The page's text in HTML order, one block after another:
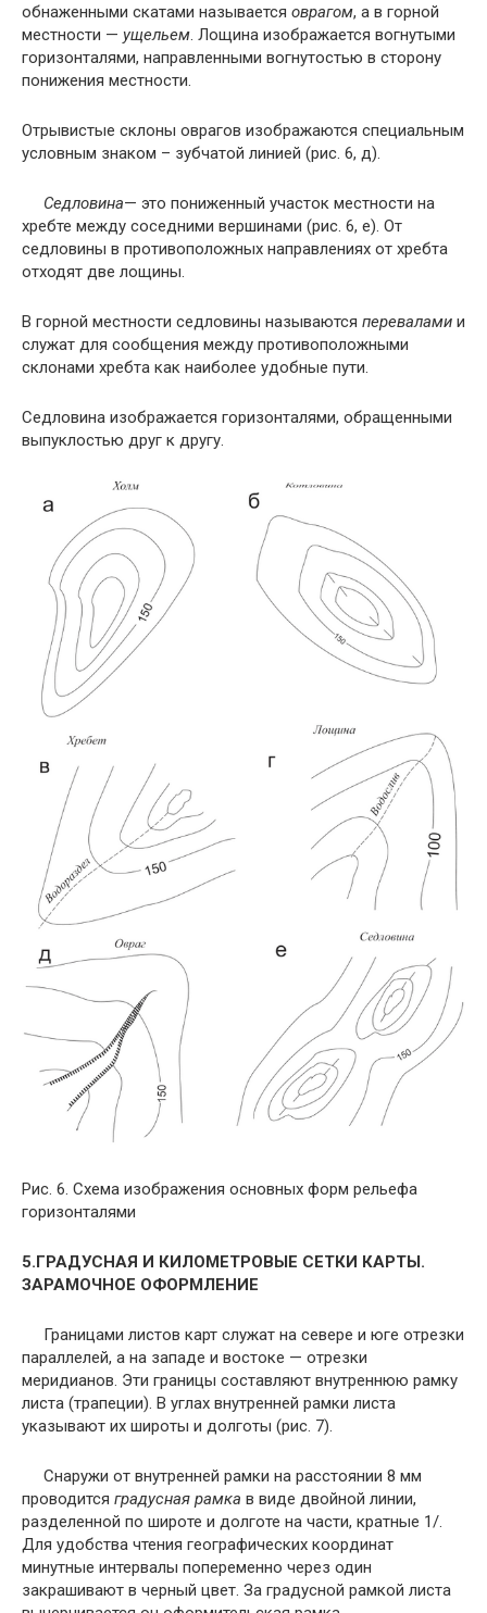
обнаженными скатами называется оврагом, а в горной
местности — ущельем . Лощина изображается вогнутыми
горизонталями, направленными вогнутостью в сторону
понижения местности.
Отрывистые склоны оврагов изображаются специальным
условным знаком – зубчатой линией (рис. 6, д).
Седловина— это пониженный участок местности на
хребте между соседними вершинами (рис. 6, е). От
седловины в противоположных направлениях от хребта
отходят две лощины.
В горной местности седловины называются перевалами и
служат для сообщения между противоположными
склонами хребта как наиболее удобные пути.
Седловина изображается горизонталями, обращенными
выпуклостью друг к другу.
Рис. 6. Схема изображения основных форм рельефа
горизонталями
5.ГРАДУСНАЯ И КИЛОМЕТРОВЫЕ СЕТКИ КАРТЫ.
ЗАРАМОЧНОЕ ОФОРМЛЕНИЕ
Границами листов карт служат на севере и юге отрезки
параллелей, а на западе и востоке — отрезки
меридианов. Эти границы составляют внутреннюю рамку
листа (трапеции). В углах внутренней рамки листа
указывают их широты и долготы (рис. 7).
Снаружи от внутренней рамки на расстоянии 8 мм
проводится градусная рамка в виде двойной линии,
разделенной по широте и долготе на части, кратные 1/.
Для удобства чтения географических координат
минутные интервалы попеременно через один
закрашивают в черный цвет. За градусной рамкой листа